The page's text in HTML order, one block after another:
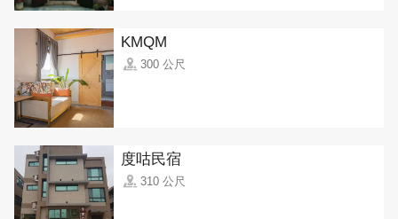
KMQM
300 公尺
度咕民宿
310 公尺